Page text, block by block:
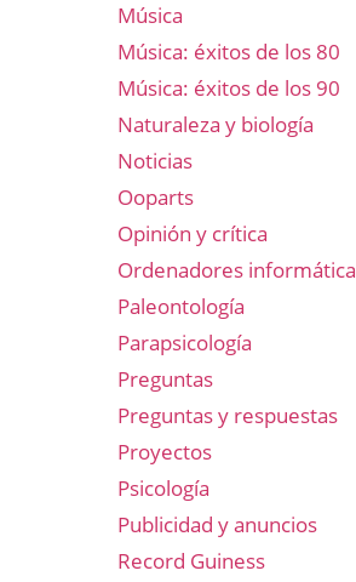
Música
Música: éxitos de los 80
Música: éxitos de los 90
Naturaleza y biología
Noticias
Ooparts
Opinión y crítica
Ordenadores informática
Paleontología
Parapsicología
Preguntas
Preguntas y respuestas
Proyectos
Psicología
Publicidad y anuncios
Record Guiness